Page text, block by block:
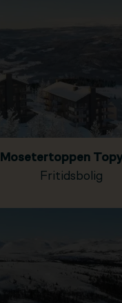
Mosetertoppen
Fritidsbolig